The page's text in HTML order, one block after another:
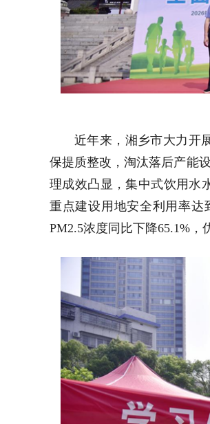
近年来，湘乡市大力开
保提质整改，淘汰落后产能
理成效凸显，集中式饮用水
重点建设用地安全利用率达
PM2.5浓度同比下降65.1%，